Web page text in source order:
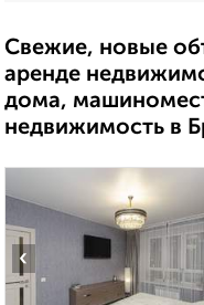
Свежие, новые
аренде
дома,
недвижимость в
‹